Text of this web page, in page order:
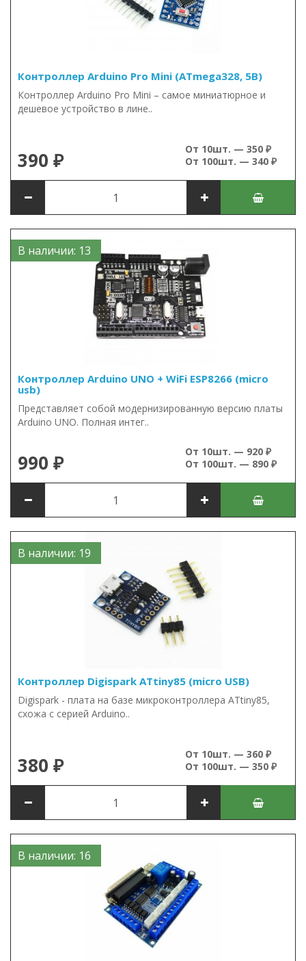
Контроллер Arduino Pro Mini (ATmega328, 5В)
Контроллер Arduino Pro Mini – самое миниатюрное и
дешевое устройство в лине..
390 ₽
От 10шт. — 350 ₽
От 100шт. — 340 ₽
В наличии: 13
Контроллер Arduino UNO + WiFi ESP8266 (micro
usb)
Представляет собой модернизированную версию платы
Arduino UNO. Полная интег..
990 ₽
От 10шт. — 920 ₽
От 100шт. — 890 ₽
В наличии: 19
Контроллер Digispark ATtiny85 (micro USB)
Digispark - плата на базе микроконтроллера ATtiny85,
схожа с серией Arduino..
380 ₽
От 10шт. — 360 ₽
От 100шт. — 350 ₽
В наличии: 16